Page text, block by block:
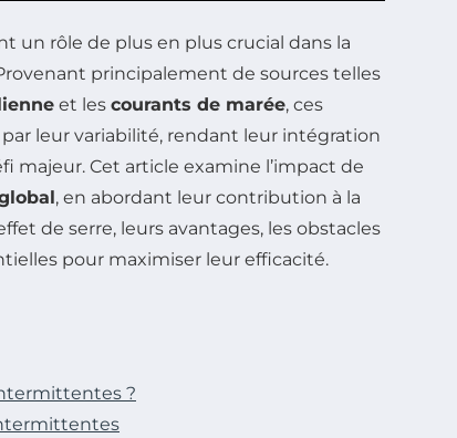
un rôle de plus en plus crucial dans la
principalement de sources telles
et les courants de marée, ces
leur variabilité, rendant leur intégration
majeur. Cet article examine l’impact de
, en abordant leur contribution à la
de serre, leurs avantages, les obstacles
pour maximiser leur efficacité.
?